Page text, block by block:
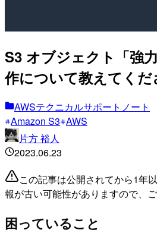
S3 オブジェクト「強
作について教えてくだ
AWSテクニカルサポートノート
Amazon S3 AWS
片方 裕人
2023.06.23
この記事は公開されてから1年
報が古い可能性がありますので、ご
困っていること